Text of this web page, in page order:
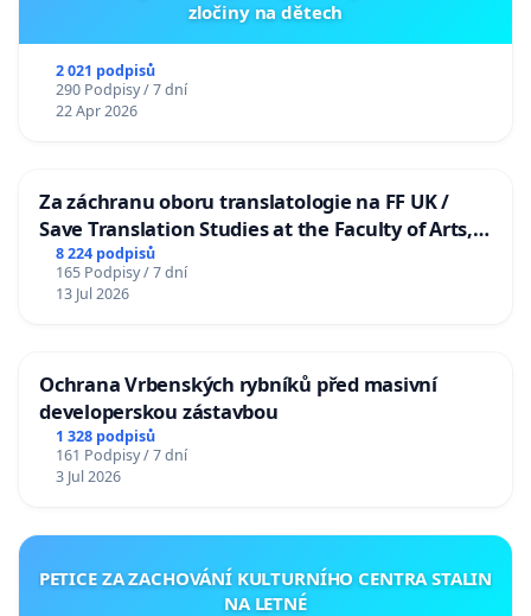
zločiny na dětech
2 021 podpisů
290 Podpisy / 7 dní
22 Apr 2026
Za záchranu oboru translatologie na FF UK /
Save Translation Studies at the Faculty of Arts,
Charles University
8 224 podpisů
165 Podpisy / 7 dní
13 Jul 2026
Ochrana Vrbenských rybníků před masivní
developerskou zástavbou
1 328 podpisů
161 Podpisy / 7 dní
3 Jul 2026
PETICE ZA ZACHOVÁNÍ KULTURNÍHO CENTRA STALIN
NA LETNÉ